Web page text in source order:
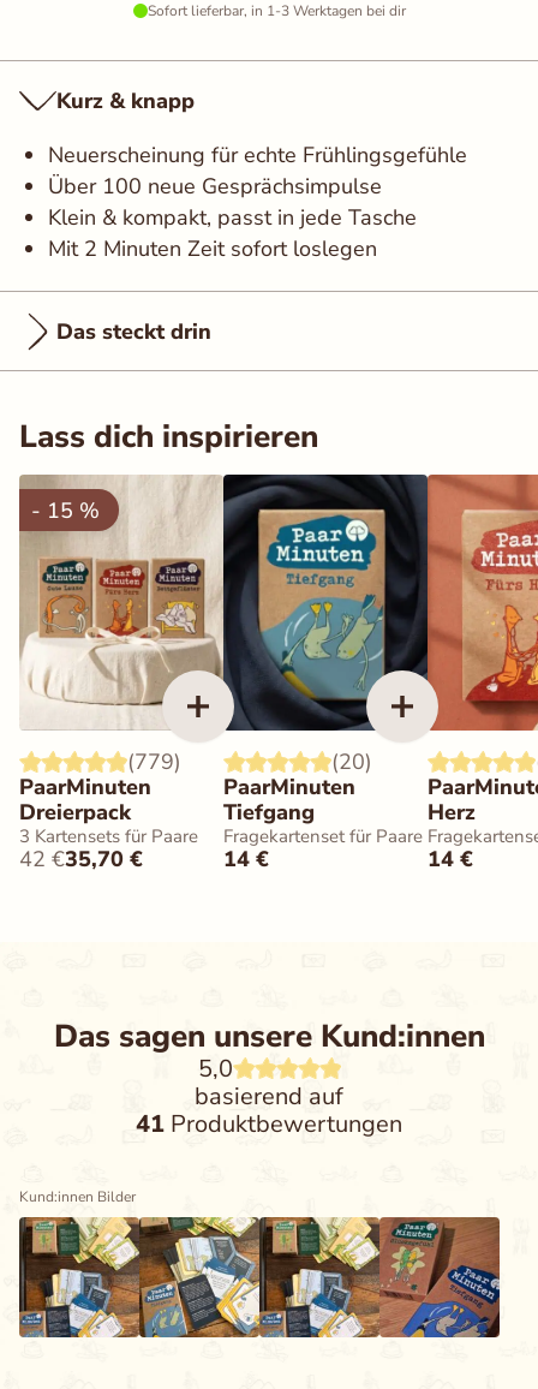
Sofort lieferbar, in 1-3 Werktagen bei dir
Kurz & knapp
Neuerscheinung für echte Frühlingsgefühle
Über 100 neue Gesprächsimpulse
Klein & kompakt, passt in jede Tasche
Mit 2 Minuten Zeit sofort loslegen
Das steckt drin
Lass dich inspirieren
- 15 %
(779)
PaarMinuten
Dreierpack
3 Kartensets für Paare
42 €35,70 €
(20)
PaarMinuten
Tiefgang
Fragekartenset für Paare
14 €
Herz
14 €
Das sagen unsere Kund:innen
5,0
basierend auf
41 Produktbewertungen
Kund:innen Bilder